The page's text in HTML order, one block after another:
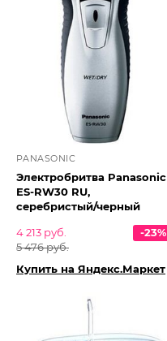
PANASONIC
Электробритва Panasonic
ES-RW30 RU,
серебристый/черный
4 213 руб.
5 476 руб.
-23%
Купить на Яндекс.Маркет